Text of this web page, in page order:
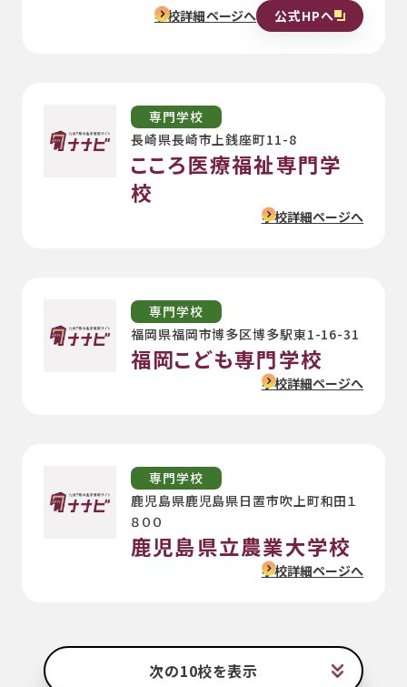
学校詳細ページへ 公式HPへ
専門学校
長崎県長崎市上銭座町11-8
こころ医療福祉専門学
校
学校詳細ページへ
専門学校
福岡県福岡市博多区博多駅東1-16-31
福岡こども専門学校
学校詳細ページへ
専門学校
鹿児島県鹿児島県日置市吹上町和田１
８００
鹿児島県立農業大学校
学校詳細ページへ
次の10校を表示